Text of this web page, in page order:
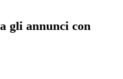
gli annunci con